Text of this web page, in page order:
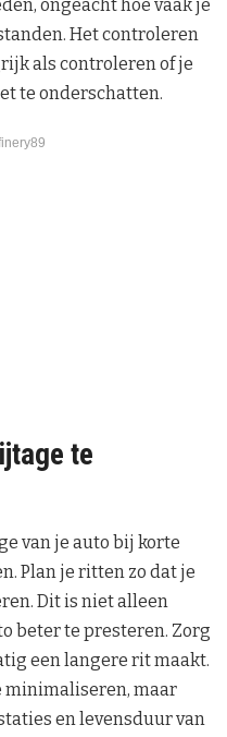
ongeacht hoe vaak je
Het controleren
als controleren of je
te onderschatten.
te
van je auto bij korte
Plan je ritten zo dat je
Dit is niet alleen
beter te presteren. Zorg
een langere rit maakt.
maar
en levensduur van